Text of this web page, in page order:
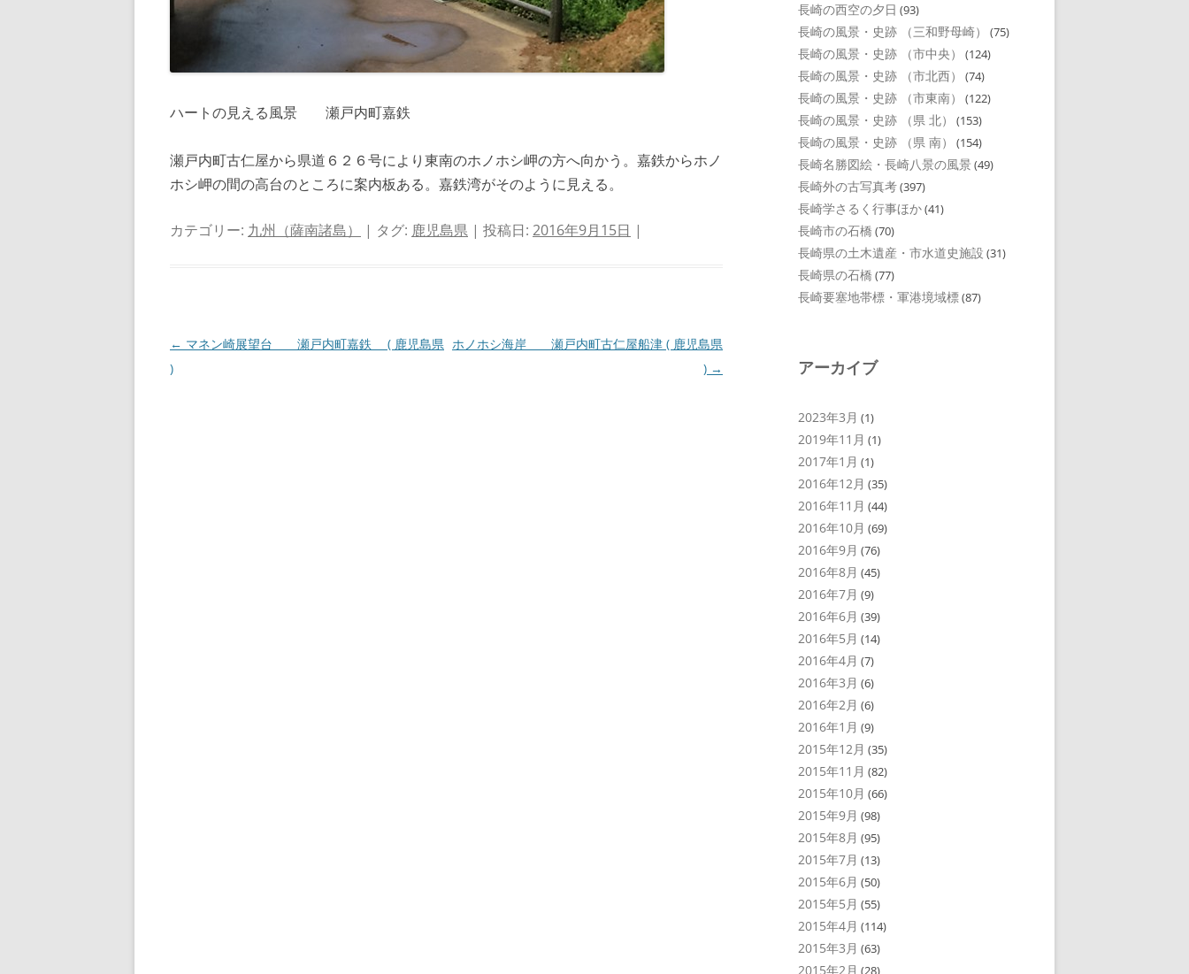
ハートの見える風景 瀬戸内町嘉鉄
瀬戸内町古仁屋から県道６２６号により東南のホノホシ岬の方へ向かう。嘉鉄からホノ
ホシ岬の間の高台のところに案内板ある。嘉鉄湾がそのように見える。
カテゴリー: 九州（薩南諸島） | タグ: 鹿児島県 | 投稿日: 2016年9月15日 |
投
稿
← マネン崎展望台 瀬戸内町嘉鉄 ( 鹿児島県
)
ホノホシ海岸 瀬戸内町古仁屋船津 ( 鹿児島県
) →
長崎の西空の夕日 (93)
長崎の風景・史跡 （三和野母崎） (75)
長崎の風景・史跡 （市中央） (124)
長崎の風景・史跡 （市北西） (74)
長崎の風景・史跡 （市東南） (122)
長崎の風景・史跡 （県 北） (153)
長崎の風景・史跡 （県 南） (154)
長崎名勝図絵・長崎八景の風景 (49)
長崎外の古写真考(397)
長崎学さるく行事ほか(41)
長崎市の石橋 (70)
長崎県の土木遺産・市水道史施設 (31)
長崎県の石橋 (77)
長崎要塞地帯標・軍港境域標(87)
アーカイブ
2023年3月 (1)
2019年11月 (1)
2017年1月 (1)
2016年12月 (35)
2016年11月 (44)
2016年10月 (69)
2016年9月 (76)
2016年8月 (45)
2016年7月 (9)
2016年6月 (39)
2016年5月 (14)
2016年4月 (7)
2016年3月 (6)
2016年2月 (6)
2016年1月 (9)
2015年12月 (35)
2015年11月 (82)
2015年10月 (66)
2015年9月 (98)
2015年8月 (95)
2015年7月 (13)
2015年6月 (50)
2015年5月 (55)
2015年4月 (114)
2015年3月 (63)
2015年2月 (28)